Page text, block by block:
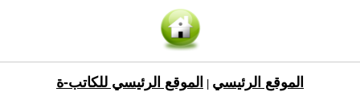
الموقع الرئيسي الموقع الرئيسي للكاتب-ة